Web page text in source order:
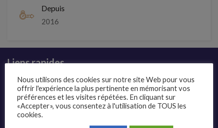
Depuis
2016
Liens rapides
Présentation
Publier une annonce
Offres d’emploi
Nous utilisons des cookies sur notre site Web pour vous
offrir l'expérience la plus pertinente en mémorisant vos
préférences et les visites répétées. En cliquant sur
«Accepter», vous consentez à l'utilisation de TOUS les
cookies.